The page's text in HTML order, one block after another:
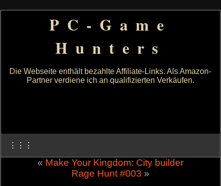
PC-Game
Hunters
Die Webseite enthält bezahlte Affiliate-Links. Als Amazon-
Partner verdiene ich an qualifizierten Verkäufen.
⋮⋮⋮
« Make Your Kingdom: City builder
Rage Hunt #003 »